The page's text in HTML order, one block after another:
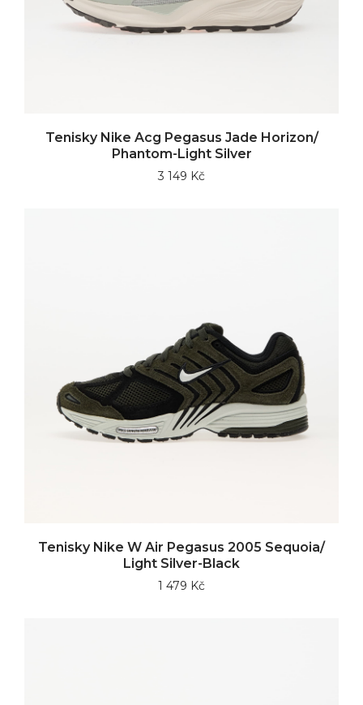
Tenisky Nike Acg Pegasus Jade Horizon/
Phantom-Light Silver
3 149 Kč
Tenisky Nike W Air Pegasus 2005 Sequoia/
Light Silver-Black
1 479 Kč